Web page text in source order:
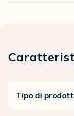
Tipo di